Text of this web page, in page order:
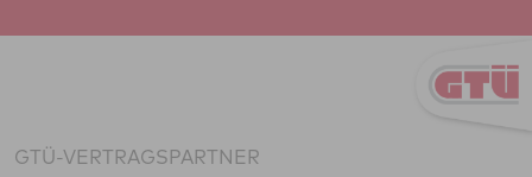
GTÜ-VERTRAGSPARTNER